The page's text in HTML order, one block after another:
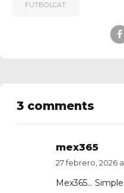
FUTBOLCAT
3 comments
mex365
27 febrero, 2026
Mex365…